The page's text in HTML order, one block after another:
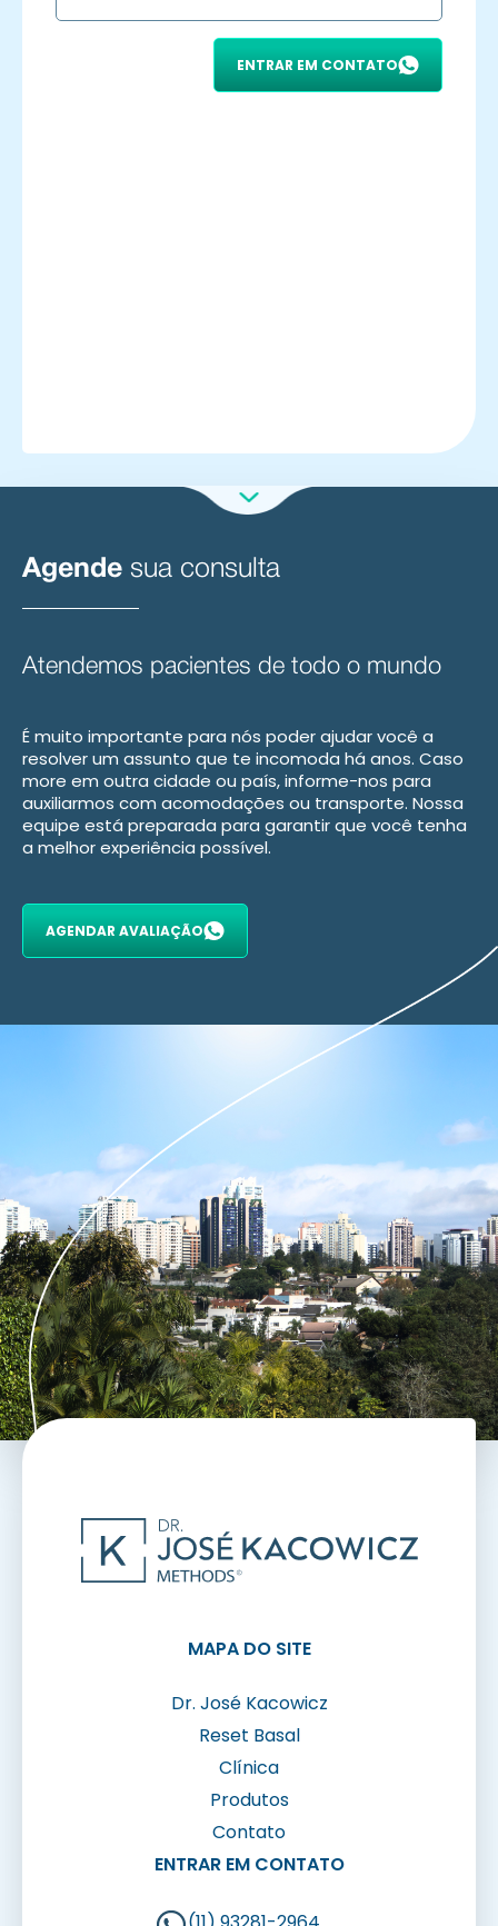
ENTRAR EM CONTATO
Agende sua consulta
Atendemos pacientes de todo o mundo
É muito importante para nós poder ajudar você a
resolver um assunto que te incomoda há anos. Caso
more em outra cidade ou país, informe-nos para
auxiliarmos com acomodações ou transporte. Nossa
equipe está preparada para garantir que você tenha
a melhor experiência possível.
AGENDAR AVALIAÇÃO
MAPA DO SITE
Dr. José Kacowicz
Reset Basal
Clínica
Produtos
Contato
ENTRAR EM CONTATO